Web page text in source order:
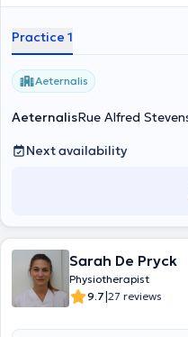
mobilizations, stretching,
of physical activity in healing
with the art of movement. I
in order to offer you the best
Practice 1
Aeternalis
AeternalisRue Alfred
Next availability
Sarah De Pryck
Physiotherapist
9.7|27 reviews